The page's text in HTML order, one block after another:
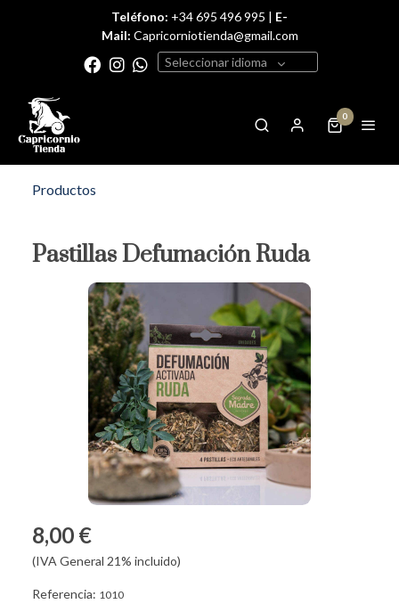
Teléfono: +34 695 496 995 | E-
Mail: Capricorniotienda@gmail.com
Seleccionar idioma
0
Productos
Pastillas Defumación Ruda
8,00 €
(IVA General 21% incluido)
Referencia: 1010